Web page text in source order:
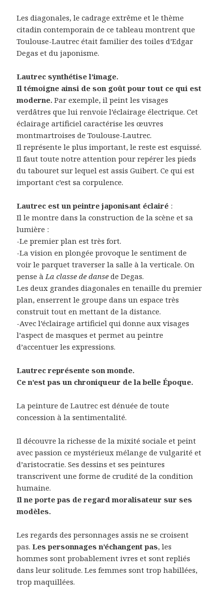
Les diagonales, le cadrage extrême et le thème
citadin contemporain de ce tableau montrent que
Toulouse-Lautrec était familier des toiles d’Edgar
Degas et du japonisme.
Lautrec synthétise l’image.
Il témoigne ainsi de son goût pour tout ce qui est
moderne.Par exemple, il peint les visages
verdâtres que lui renvoie l’éclairage électrique. Cet
éclairage artificiel caractérise les œuvres
montmartroises de Toulouse-Lautrec.
Il représente le plus important, le reste est esquissé.
Il faut toute notre attention pour repérer les pieds
du tabouret sur lequel est assis Guibert. Ce qui est
important c’est sa corpulence.
Lautrec est un peintre japonisant éclairé :
Il le montre dans la construction de la scène et sa
lumière :
-Le premier plan est très fort.
-La vision en plongée provoque le sentiment de
voir le parquet traverser la salle à la verticale. On
pense àLa classe de danse de Degas.
Les deux grandes diagonales en tenaille du premier
plan, enserrent le groupe dans un espace très
construit tout en mettant de la distance.
-Avec l’éclairage artificiel qui donne aux visages
l’aspect de masques et permet au peintre
d’accentuer les expressions.
Lautrec représente son monde.
Ce n’est pas un chroniqueur de la belle Époque.
La peinture de Lautrec est dénuée de toute
concession à la sentimentalité.
Il découvre la richesse de la mixité sociale et peint
avec passion ce mystérieux mélange de vulgarité et
d’aristocratie. Ses dessins et ses peintures
transcrivent une forme de crudité de la condition
humaine.
Il ne porte pas de regard moralisateur sur ses
modèles.
Les regards des personnages assis ne se croisent
pas.Les personnages n’échangent pas, les
hommes sont probablement ivres et sont repliés
dans leur solitude. Les femmes sont trop habillées,
trop maquillées.